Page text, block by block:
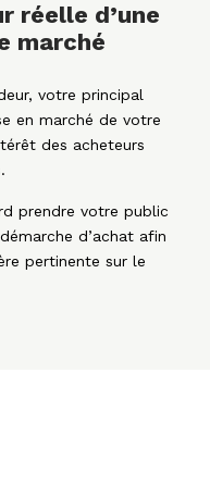
réelle d’une
marché
votre principal
en marché de votre
des acheteurs
prendre votre public
d’achat afin
pertinente sur le